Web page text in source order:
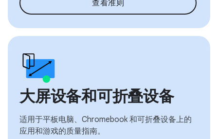
查看准则
大屏设备和可折叠设备
适用于平板电脑、Chromebook 和可折叠设备上的
应用和游戏的质量指南。